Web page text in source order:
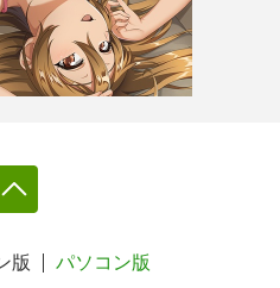
版 パソコン版